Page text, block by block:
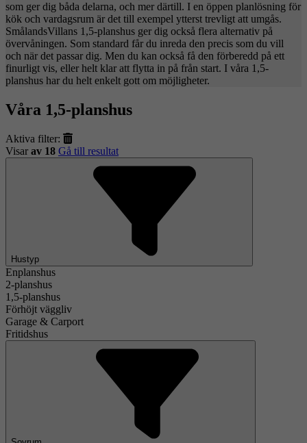
som ger dig båda delarna, och mer därtill. I en öppen planlösning för
kök och vardagsrum är det till exempel ytterst trevligt att umgås.
SmålandsVillans 1,5-planshus ger dig också flera alternativ på
övervåningen. Som standard får du inreda den precis som du vill
och när det passar dig. Men du kan också få den förberedd på ett
finurligt vis, eller helt klar att flytta in på från start. I våra 1,5-
planshus har du helt enkelt gott om möjligheter.
Våra 1,5-planshus
Aktiva filter:
Visar av 18 Gå till resultat
Hustyp
Enplanshus
2-planshus
1,5-planshus
Förhöjt väggliv
Garage & Carport
Fritidshus